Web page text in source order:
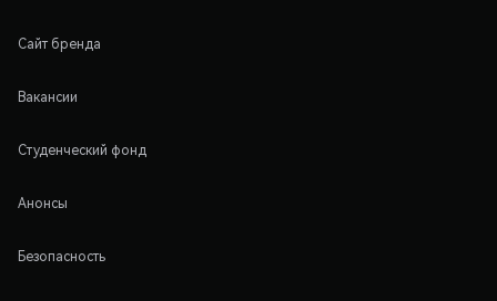
Сайт бренда
Вакансии
Студенческий фонд
Анонсы
Безопасность